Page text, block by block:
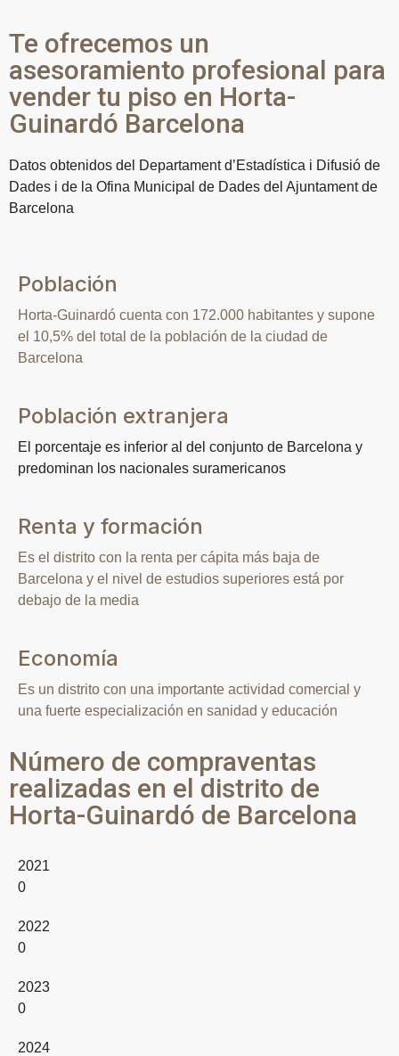
Te ofrecemos un
asesoramiento profesional para
vender tu piso en Horta-
Guinardó Barcelona
Datos obtenidos del Departament d’Estadística i Difusió de
Dades i de la Ofina Municipal de Dades del Ajuntament de
Barcelona
Población
Horta-Guinardó cuenta con 172.000 habitantes y supone
el 10,5% del total de la población de la ciudad de
Barcelona
Población extranjera
El porcentaje es inferior al del conjunto de Barcelona y
predominan los nacionales suramericanos
Renta y formación
Es el distrito con la renta per cápita más baja de
Barcelona y el nivel de estudios superiores está por
debajo de la media
Economía
Es un distrito con una importante actividad comercial y
una fuerte especialización en sanidad y educación
Número de compraventas
realizadas en el distrito de
Horta-Guinardó de Barcelona
2021
0
2022
0
2023
0
2024